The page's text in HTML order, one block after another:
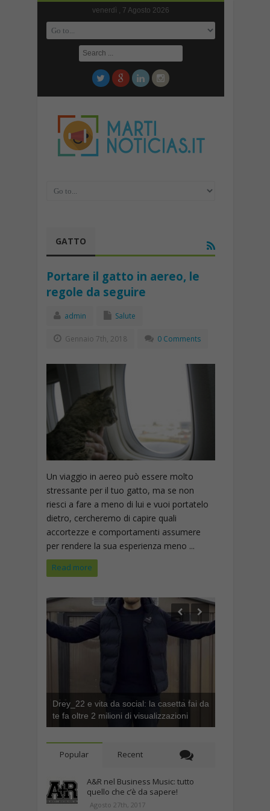
venerdì , 7 Agosto 2026
GATTO
Portare il gatto in aereo, le
regole da seguire
admin Salute
Gennaio 7th, 2018 0 Comments
Un viaggio in aereo può essere molto
stressante per il tuo gatto, ma se non
riesci a fare a meno di lui e vuoi portatelo
dietro, cercheremo di capire quali
accortezze e comportamenti assumere
per rendere la sua esperienza meno ...
Read more
Drey_22 e vita da social: la casetta fai da
te fa oltre 2 milioni di visualizzazioni
Popular Recent
A&R nel Business Music: tutto
quello che c’è da sapere!
Agosto 27th, 2017